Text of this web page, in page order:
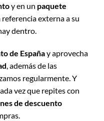
y en un paquete
referencia externa a su
dentro.
de Españay aprovecha
, además de las
regularmente. Y
vez que repites con
de descuento